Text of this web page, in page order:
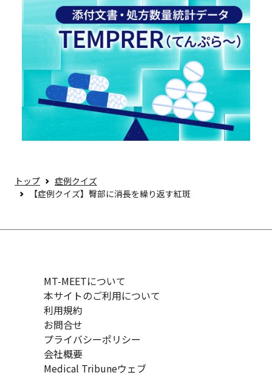
トップ
症例クイズ
【症例クイズ】臀部に消長を繰り返す紅斑
MT-MEETについて
本サイトのご利用について
利用規約
お問合せ
プライバシーポリシー
会社概要
Medical Tribuneウェブ